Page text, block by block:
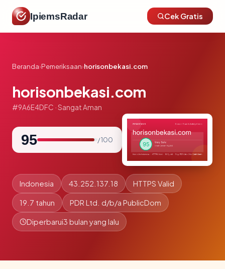
IpiemsRadar Cek Gratis
Beranda›Pemeriksaan›horisonbekasi.com
horisonbekasi.com
#9A6E4DFC · Sangat Aman
95 / 100
Indonesia 43.252.137.18 HTTPS Valid
19.7 tahun PDR Ltd. d/b/a PublicDom
Diperbarui3 bulan yang lalu